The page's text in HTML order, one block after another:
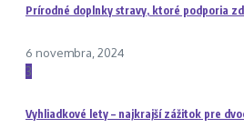
Prírodné doplnky stravy, ktoré podporia
6 novembra, 2024
3
Vyhliadkové lety – najkrajší zážitok pre